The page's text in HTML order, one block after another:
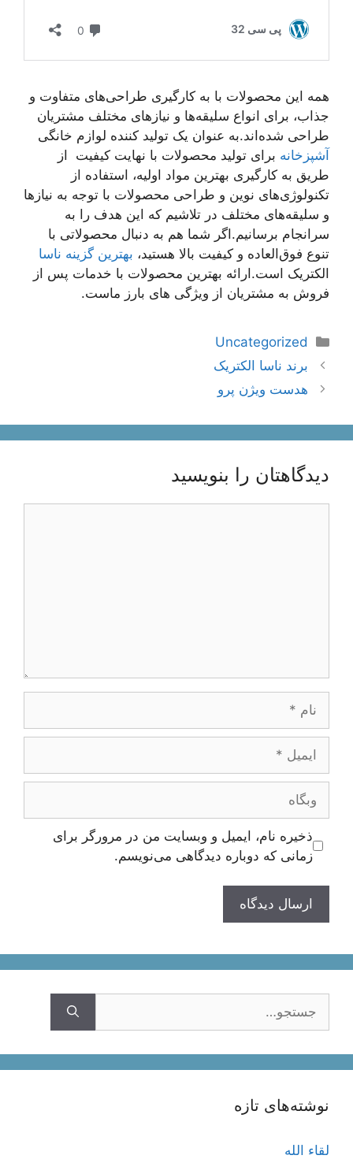
همه این محصولات با به کارگیری طراحی‌های متفاوت و
جذاب، برای انواع سلیقه‌ها و نیازهای مختلف مشتریان
طراحی شده‌اند.به عنوان یک تولید کننده لوازم خانگی
آشپزخانه برای تولید محصولات با نهایت کیفیت از
طریق به کارگیری بهترین مواد اولیه، استفاده از
تکنولوژی‌های نوین و طراحی محصولات با توجه به نیازها
و سلیقه‌های مختلف در تلاشیم که این هدف را به
سرانجام برسانیم.اگر شما هم به دنبال محصولاتی با
تنوع فوق‌العاده و کیفیت بالا هستید،بهترین گزینه ناسا
الکتریک است.ارائه بهترین محصولات با خدمات پس از
فروش به مشتریان از ویژگی های بارز ماست.
دسته‌ها
Uncategorized
ناوبری
نوشته‌ها
برند ناسا الکتریک
هدست ویژن پرو
دیدگاهتان را بنویسید
ذخیره نام، ایمیل و وبسایت من در مرورگر برای
زمانی که دوباره دیدگاهی می‌نویسم.
نوشته‌های تازه
لقاء الله